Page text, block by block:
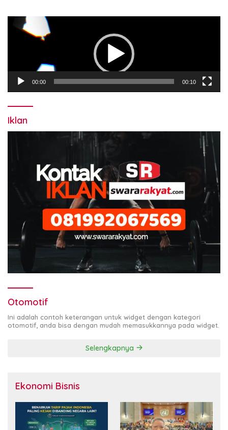
Pemutar
Video
00:00 00:10
Iklan
Otomotif
Ini adalah contoh keterangan untuk widget dengan kategori
otomotif, anda bisa dengan mudah memasukkannya pada widget.
Selengkapnya
Ekonomi Bisnis